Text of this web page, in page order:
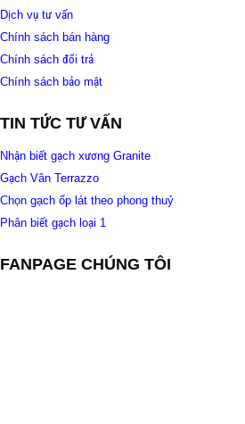
Dịch vụ tư vấn
Chính sách bán hàng
Chính sách đổi trả
Chính sách bảo mật
TIN TỨC TƯ VẤN
Nhận biết gạch xương Granite
Gạch Vân Terrazzo
Chọn gạch ốp lát theo phong thuỷ
Phân biết gạch loại 1
FANPAGE CHÚNG TÔI